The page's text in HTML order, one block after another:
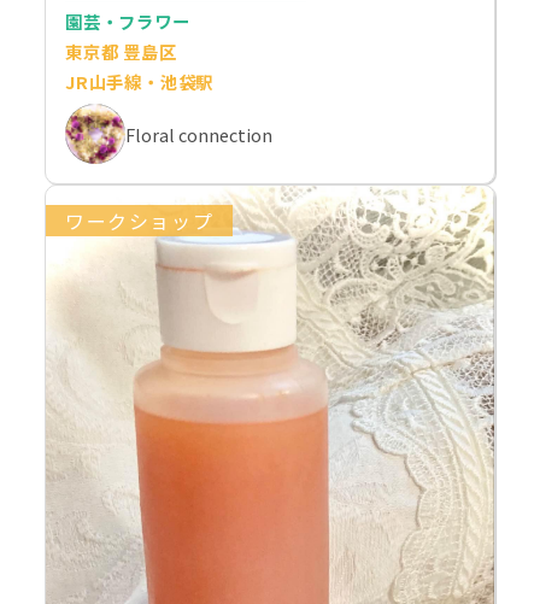
園芸・フラワー
東京都 豊島区
JR山手線・池袋駅
Floral connection
ワークショップ